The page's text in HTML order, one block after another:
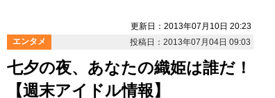
更新日：2013年07月10日 20:23
エンタメ
投稿日：2013年07月04日 09:03
七夕の夜、あなたの織姫は誰だ！
【週末アイドル情報】